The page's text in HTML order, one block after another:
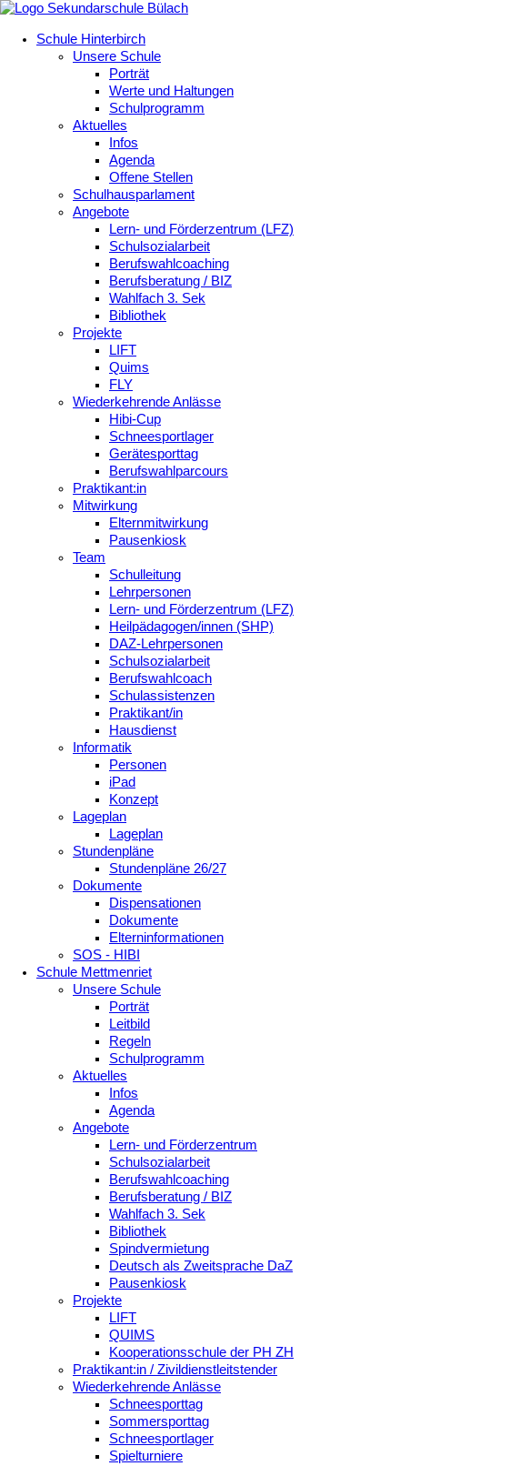
Schule Hinterbirch
Unsere Schule
Porträt
Werte und Haltungen
Schulprogramm
Aktuelles
Infos
Agenda
Offene Stellen
Schulhausparlament
Angebote
Lern- und Förderzentrum (LFZ)
Schulsozialarbeit
Berufswahlcoaching
Berufsberatung / BIZ
Wahlfach 3. Sek
Bibliothek
Projekte
LIFT
Quims
FLY
Wiederkehrende Anlässe
Hibi-Cup
Schneesportlager
Gerätesporttag
Berufswahlparcours
Praktikant:in
Mitwirkung
Elternmitwirkung
Pausenkiosk
Team
Schulleitung
Lehrpersonen
Lern- und Förderzentrum (LFZ)
Heilpädagogen/innen (SHP)
DAZ-Lehrpersonen
Schulsozialarbeit
Berufswahlcoach
Schulassistenzen
Praktikant/in
Hausdienst
Informatik
Personen
iPad
Konzept
Lageplan
Lageplan
Stundenpläne
Stundenpläne 26/27
Dokumente
Dispensationen
Dokumente
Elterninformationen
SOS - HIBI
Schule Mettmenriet
Unsere Schule
Porträt
Leitbild
Regeln
Schulprogramm
Aktuelles
Infos
Agenda
Angebote
Lern- und Förderzentrum
Schulsozialarbeit
Berufswahlcoaching
Berufsberatung / BIZ
Wahlfach 3. Sek
Bibliothek
Spindvermietung
Deutsch als Zweitsprache DaZ
Pausenkiosk
Projekte
LIFT
QUIMS
Kooperationsschule der PH ZH
Praktikant:in / Zivildienstleitstender
Wiederkehrende Anlässe
Schneesporttag
Sommersporttag
Schneesportlager
Spielturniere